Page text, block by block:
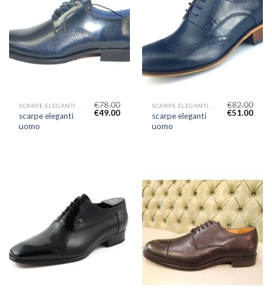
scarpe eleganti
uomo
€78.00
€49.00
scarpe eleganti
uomo
€82.00
€51.00